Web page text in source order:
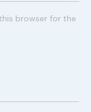
browser for the